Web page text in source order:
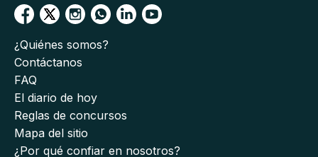
¿Quiénes somos?
Contáctanos
FAQ
El diario de hoy
Reglas de concursos
Mapa del sitio
¿Por qué confiar en nosotros?